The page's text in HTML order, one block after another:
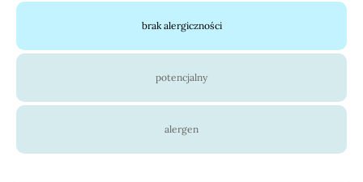
brak alergiczności
potencjalny
alergen